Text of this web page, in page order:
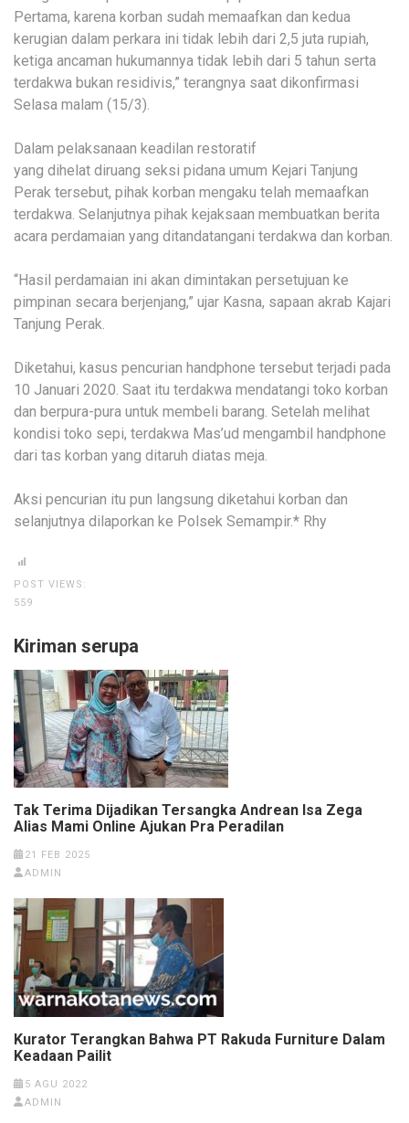
Pertama, karena korban sudah memaafkan dan kedua
kerugian dalam perkara ini tidak lebih dari 2,5 juta rupiah,
ketiga ancaman hukumannya tidak lebih dari 5 tahun serta
terdakwa bukan residivis,” terangnya saat dikonfirmasi
Selasa malam (15/3).
Dalam pelaksanaan keadilan restoratif
yang dihelat diruang seksi pidana umum Kejari Tanjung
Perak tersebut, pihak korban mengaku telah memaafkan
terdakwa. Selanjutnya pihak kejaksaan membuatkan berita
acara perdamaian yang ditandatangani terdakwa dan korban.
“Hasil perdamaian ini akan dimintakan persetujuan ke
pimpinan secara berjenjang,” ujar Kasna, sapaan akrab Kajari
Tanjung Perak.
Diketahui, kasus pencurian handphone tersebut terjadi pada
10 Januari 2020. Saat itu terdakwa mendatangi toko korban
dan berpura-pura untuk membeli barang. Setelah melihat
kondisi toko sepi, terdakwa Mas’ud mengambil handphone
dari tas korban yang ditaruh diatas meja.
Aksi pencurian itu pun langsung diketahui korban dan
selanjutnya dilaporkan ke Polsek Semampir.* Rhy
POST VIEWS:
559
Kiriman serupa
Tak Terima Dijadikan Tersangka Andrean Isa Zega
Alias Mami Online Ajukan Pra Peradilan
21 FEB 2025
ADMIN
Kurator Terangkan Bahwa PT Rakuda Furniture Dalam
Keadaan Pailit
5 AGU 2022
ADMIN